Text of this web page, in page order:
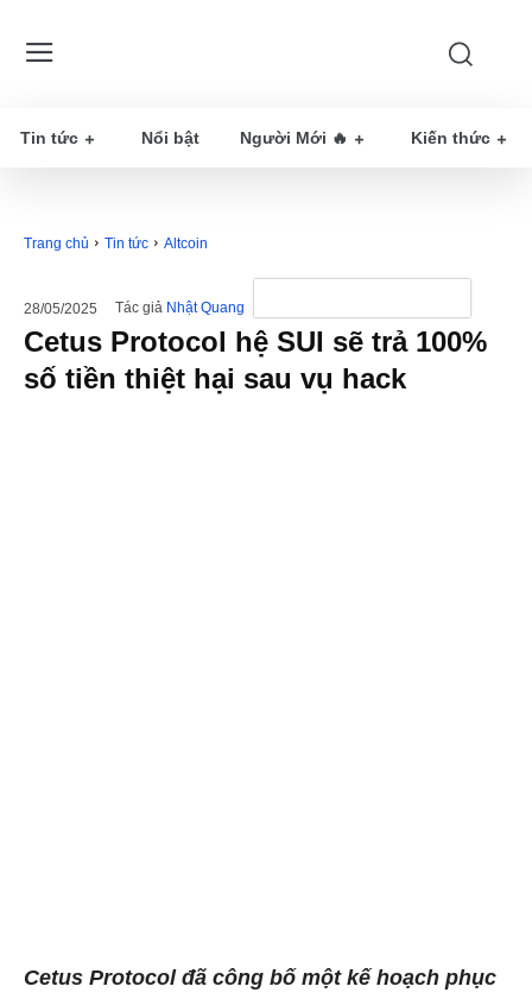
Tin tức Nổi bật Người Mới 🔥 Kiến thức
Trang chủ Tin tức Altcoin
28/05/2025 Tác giả Nhật Quang
Cetus Protocol hệ SUI sẽ trả 100%
số tiền thiệt hại sau vụ hack
Cetus Protocol đã công bố một kế hoạch phục